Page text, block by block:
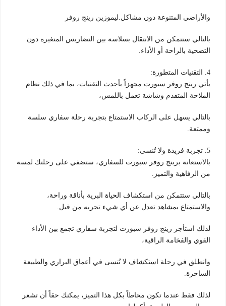
والأراضي المتنوعة دون مشاكل.ليموزين رينج روفر
بالتالي ستتمكن من الانتقال بسلاسة بين التضاريس المتغيرة دون
التضحية بالراحة أو الأداء.
4. التقنيات المتطورة:
يأتي رينج روفر سبورت مجهزاً بأحدث التقنيات، بما في ذلك نظام
الملاحة المتقدم وشاشة تعمل باللمس،
بالتالي يسهل على الركاب الاستمتاع بتجربة رحلة سفاري سلسة
وممتعة.
5. تجربة فريدة ولا تُنسى:
بالاستعانة برينج روفر سبورت للسفاري، ستضفي على رحلتك لمسة
من الرفاهية والتميز.
بالتالي ستتمكن من استكشاف الحياة البرية بأناقة وراحة،
والاستمتاع بمشاهد تعدل عن أي شيء تجربه من قبل.
لذلك استأجر رينج روفر سبورت لتجربة سفاري تجمع بين الأداء
القوي والفخامة الراقية،
وانطلق في رحلة استكشاف لا تُنسى في أعماق البراري والطبيعة
الساحرة.
لذلك فقط عندما تكون محاطاً بكل هذا التميز، يمكنك حقاً أن تشعر